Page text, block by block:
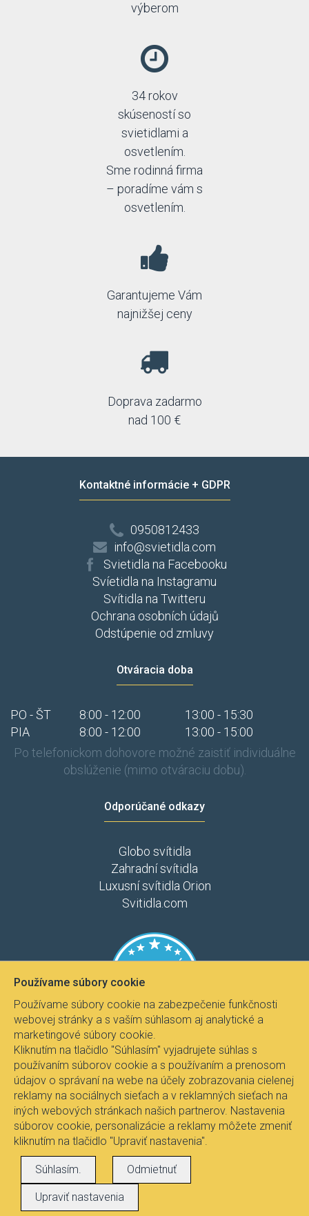
výberom
34 rokov
skúseností so
svietidlami a
osvetlením.
Sme rodinná firma
– poradíme vám s
osvetlením.
Garantujeme Vám
najnižšej ceny
Doprava zadarmo
nad 100 €
Kontaktné informácie + GDPR
0950812433
info@svietidla.com
Svietidla na Facebooku
Svíetidla na Instagramu
Svítidla na Twitteru
Ochrana osobních údajů
Odstúpenie od zmluvy
Otváracia doba
PO - ŠT 8:00 - 12:00
13:00 - 15:30
PIA
8:00 - 12:00
13:00 - 15:00
Po telefonickom dohovore možné zaistiť individuálne
obslúženie (mimo otváraciu dobu).
Odporúčané odkazy
Globo svítidla
Zahradní svítidla
Luxusní svítidla Orion
Svitidla.com
Všetky práva vyhradené © 2017
Pavel Janíček - Fire-lux
Používame súbory cookie
Používame súbory cookie na zabezpečenie funkčnosti
webovej stránky a s vaším súhlasom aj analytické a
marketingové súbory cookie.
Kliknutím na tlačidlo "Súhlasím" vyjadrujete súhlas s
používaním súborov cookie a s používaním a prenosom
údajov o správaní na webe na účely zobrazovania cielenej
reklamy na sociálnych sieťach a v reklamných sieťach na
iných webových stránkach našich partnerov. Nastavenia
súborov cookie, personalizácie a reklamy môžete zmeniť
kliknutím na tlačidlo "Upraviť nastavenia".
Súhlasím. Odmietnuť
Upraviť nastavenia